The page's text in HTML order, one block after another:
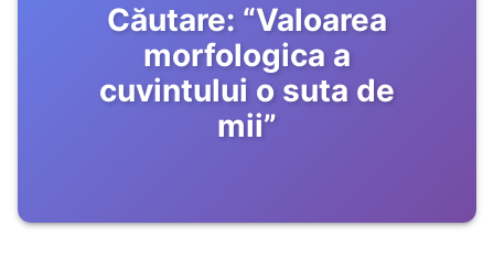
Căutare: “Valoarea
morfologica a
cuvintului o suta de
mii”